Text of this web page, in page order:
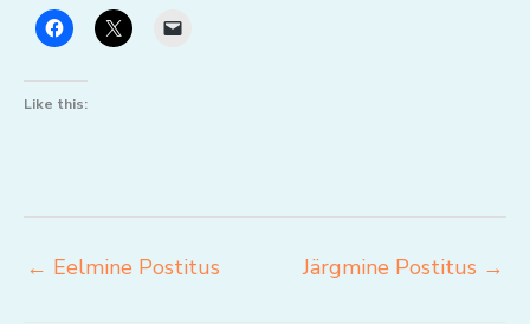
Like this:
← Eelmine Postitus Järgmine Postitus →